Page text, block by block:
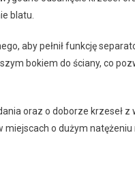
blatu.
aby pełnił funkcję
bokiem do ściany, co
oraz o doborze krzeseł z
o dużym natężeniu